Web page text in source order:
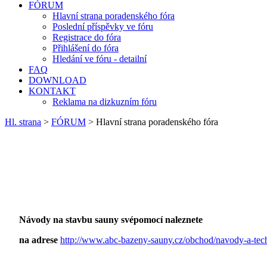
FÓRUM
Hlavní strana poradenského fóra
Poslední příspěvky ve fóru
Registrace do fóra
Přihlášení do fóra
Hledání ve fóru - detailní
FAQ
DOWNLOAD
KONTAKT
Reklama na dizkuzním fóru
Hl. strana > FÓRUM > Hlavní strana poradenského fóra
Návody na stavbu sauny svépomocí naleznete
na adrese http://www.abc-bazeny-sauny.cz/obchod/navody-a-